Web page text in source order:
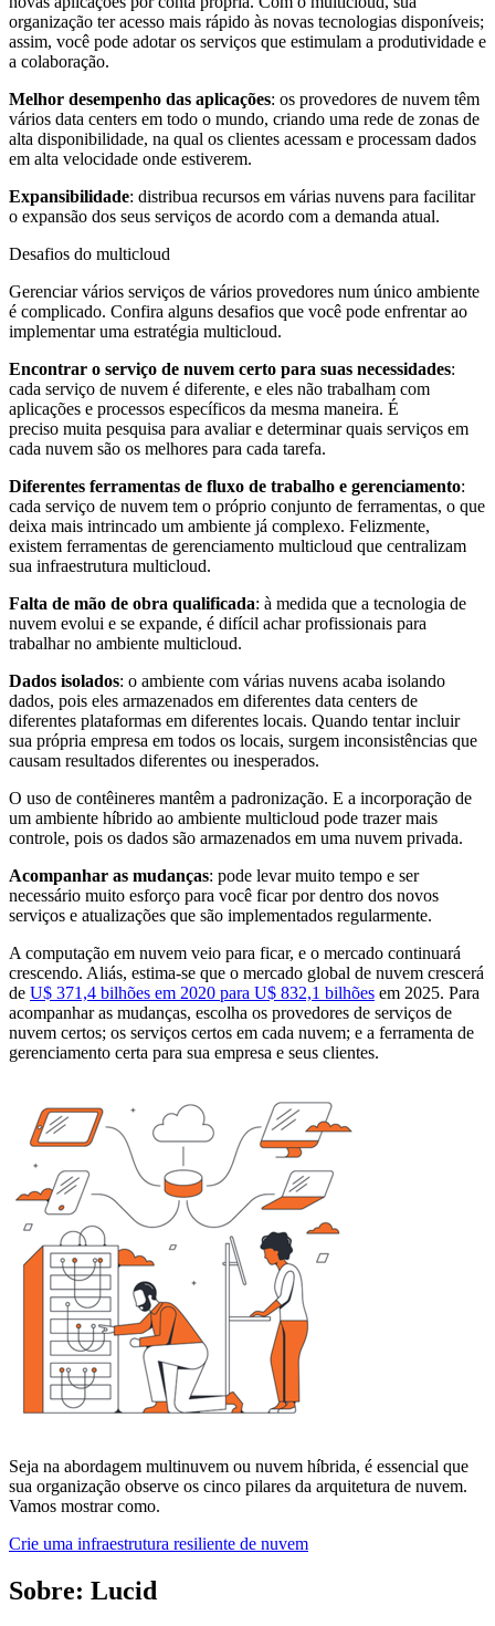
organização ter acesso mais rápido às novas tecnologias disponíveis;
assim, você pode adotar os serviços que estimulam a produtividade e
a colaboração.
Melhor desempenho das aplicações: os provedores de nuvem têm
vários data centers em todo o mundo, criando uma rede de zonas de
alta disponibilidade, na qual os clientes acessam e processam dados
em alta velocidade onde estiverem.
Expansibilidade: distribua recursos em várias nuvens para facilitar
o expansão dos seus serviços de acordo com a demanda atual.
Desafios do multicloud
Gerenciar vários serviços de vários provedores num único ambiente
é complicado. Confira alguns desafios que você pode enfrentar ao
implementar uma estratégia multicloud.
Encontrar o serviço de nuvem certo para suas necessidades:
cada serviço de nuvem é diferente, e eles não trabalham com
aplicações e processos específicos da mesma maneira. É
preciso muita pesquisa para avaliar e determinar quais serviços em
cada nuvem são os melhores para cada tarefa.
Diferentes ferramentas de fluxo de trabalho e gerenciamento:
cada serviço de nuvem tem o próprio conjunto de ferramentas, o que
deixa mais intrincado um ambiente já complexo. Felizmente,
existem ferramentas de gerenciamento multicloud que centralizam
sua infraestrutura multicloud.
Falta de mão de obra qualificada: à medida que a tecnologia de
nuvem evolui e se expande, é difícil achar profissionais para
trabalhar no ambiente multicloud.
Dados isolados: o ambiente com várias nuvens acaba isolando
dados, pois eles armazenados em diferentes data centers de
diferentes plataformas em diferentes locais. Quando tentar incluir
sua própria empresa em todos os locais, surgem inconsistências que
causam resultados diferentes ou inesperados.
O uso de contêineres mantêm a padronização. E a incorporação de
um ambiente híbrido ao ambiente multicloud pode trazer mais
controle, pois os dados são armazenados em uma nuvem privada.
Acompanhar as mudanças: pode levar muito tempo e ser
necessário muito esforço para você ficar por dentro dos novos
serviços e atualizações que são implementados regularmente.
A computação em nuvem veio para ficar, e o mercado continuará
crescendo. Aliás, estima-se que o mercado global de nuvem crescerá
de U$ 371,4 bilhões em 2020 para U$ 832,1 bilhões em 2025. Para
acompanhar as mudanças, escolha os provedores de serviços de
nuvem certos; os serviços certos em cada nuvem; e a ferramenta de
gerenciamento certa para sua empresa e seus clientes.
Seja na abordagem multinuvem ou nuvem híbrida, é essencial que
sua organização observe os cinco pilares da arquitetura de nuvem.
Vamos mostrar como.
Crie uma infraestrutura resiliente de nuvem
Sobre: Lucid